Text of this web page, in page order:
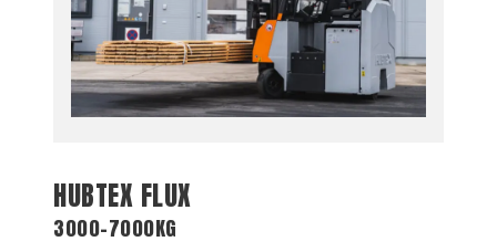
HUBTEX FLUX
3000-7000KG